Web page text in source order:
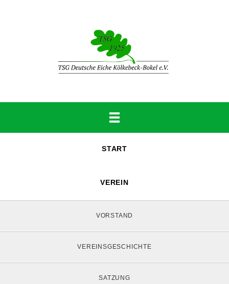
START
VEREIN
VORSTAND
VEREINSGESCHICHTE
SATZUNG